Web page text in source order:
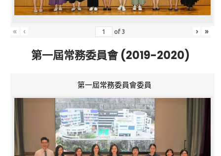
« ‹ of3 › »
第一屆常務委員會 (2019-2020)
第一屆常務委員會委員